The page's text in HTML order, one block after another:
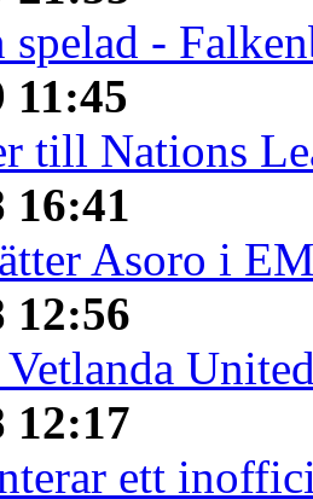
spelad -
11:45
till Nations
16:41
Asoro i
12:56
12:17
ett